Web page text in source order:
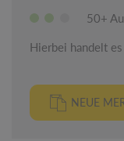
50+
Hierbei handelt
NEUE